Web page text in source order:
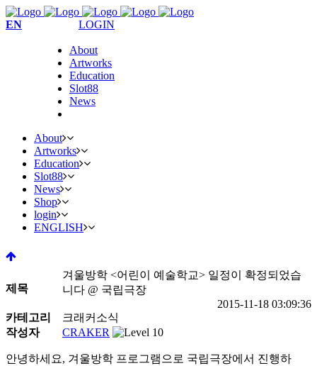
EN LOGIN
About
Artworks
Education
Slot88
News
About
Artworks
Education
Slot88
News
Shop
login
ENGLISH
제목
겨울방학 <어린이 예술학교> 일정이 확정되었습
니다 @ 국립극장
2015-11-18 03:09:36
카테고리
크래커소식
작성자
CRAKER
안녕하세요, 겨울방학 프로그램으로 국립극장에서 진행하